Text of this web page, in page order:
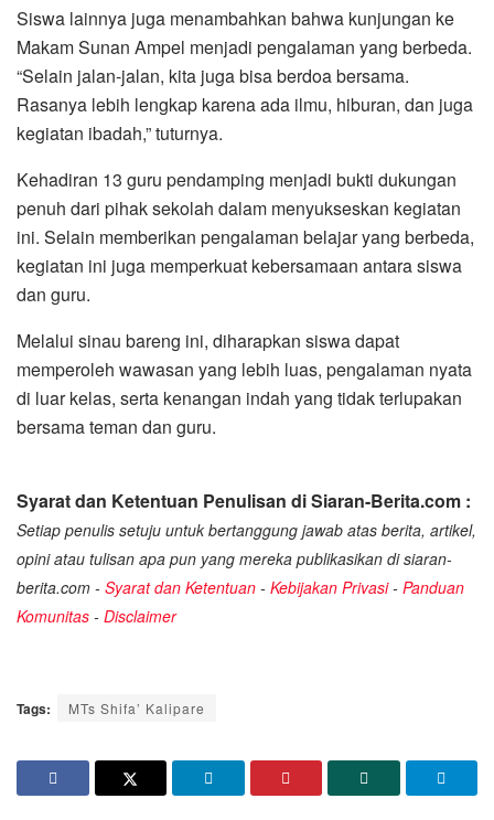
Siswa lainnya juga menambahkan bahwa kunjungan ke
Makam Sunan Ampel menjadi pengalaman yang berbeda.
“Selain jalan-jalan, kita juga bisa berdoa bersama.
Rasanya lebih lengkap karena ada ilmu, hiburan, dan juga
kegiatan ibadah,” tuturnya.
Kehadiran 13 guru pendamping menjadi bukti dukungan
penuh dari pihak sekolah dalam menyukseskan kegiatan
ini. Selain memberikan pengalaman belajar yang berbeda,
kegiatan ini juga memperkuat kebersamaan antara siswa
dan guru.
Melalui sinau bareng ini, diharapkan siswa dapat
memperoleh wawasan yang lebih luas, pengalaman nyata
di luar kelas, serta kenangan indah yang tidak terlupakan
bersama teman dan guru.
Syarat dan Ketentuan Penulisan di Siaran-Berita.com :
Setiap penulis setuju untuk bertanggung jawab atas berita, artikel,
opini atau tulisan apa pun yang mereka publikasikan di siaran-
berita.com - Syarat dan Ketentuan - Kebijakan Privasi- Panduan
Komunitas - Disclaimer
Tags: MTs Shifa’ Kalipare